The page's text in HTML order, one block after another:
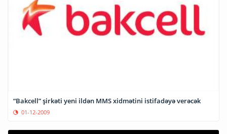
“Bakcell” şirkəti yeni ildən MMS xidmətini istifadəyə verəcək
01-12-2009